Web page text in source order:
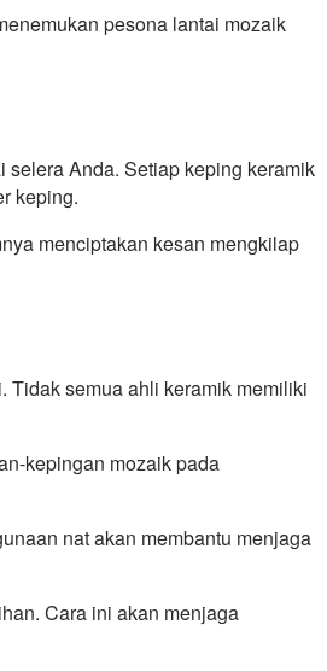
pesona lantai mozaik
Anda. Setiap keping keramik
keping.
menciptakan kesan mengkilap
Tidak semua ahli keramik memiliki
kepingan mozaik pada
nat akan membantu menjaga
Cara ini akan menjaga